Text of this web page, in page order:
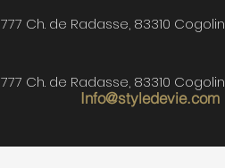
777 Ch. de Radasse, 83310 Cogolin
Info@styledevie.com
777 Ch. de Radasse, 83310 Cogolin